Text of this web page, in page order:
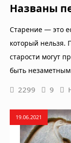
Названы
Старение — это
который
старости могут
быть
2299 9
19.06.2021